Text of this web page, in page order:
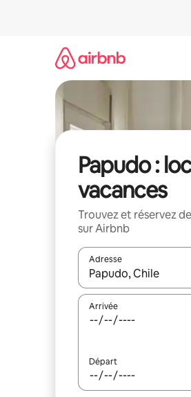
Papudo :
vacances
Trouvez et réservez
sur Airbnb
Adresse
Lorsque les résultats
Arrivée
Départ